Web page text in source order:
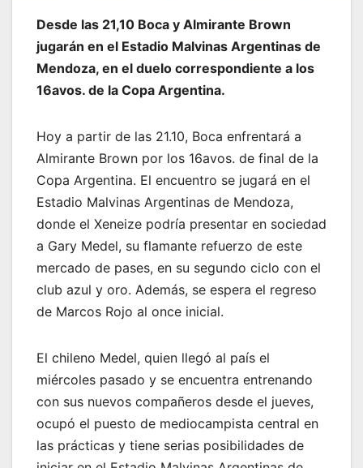
Desde las 21,10 Boca y Almirante Brown
jugarán en el Estadio Malvinas Argentinas de
Mendoza, en el duelo correspondiente a los
16avos. de la Copa Argentina.
Hoy a partir de las 21.10, Boca enfrentará a
Almirante Brown por los 16avos. de final de la
Copa Argentina. El encuentro se jugará en el
Estadio Malvinas Argentinas de Mendoza,
donde el Xeneize podría presentar en sociedad
a Gary Medel, su flamante refuerzo de este
mercado de pases, en su segundo ciclo con el
club azul y oro. Además, se espera el regreso
de Marcos Rojo al once inicial.
El chileno Medel, quien llegó al país el
miércoles pasado y se encuentra entrenando
con sus nuevos compañeros desde el jueves,
ocupó el puesto de mediocampista central en
las prácticas y tiene serias posibilidades de